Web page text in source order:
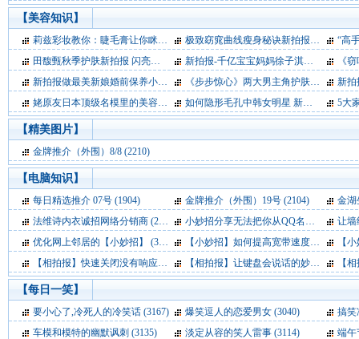
【美容知识】
莉兹彩妆教你：睫毛膏让你眯眯眼放大 (3085)
极致窈窕曲线瘦身秘诀新拍报(4115)“高手
田馥甄秋季护肤新拍报 闪亮宣传新专辑
(3681)
新拍报-千亿宝宝妈妈徐子淇分享产后护肤秘籍
《窃
新拍报做最美新娘婚前保养小妙招
(3651)《步步惊心》两大男主角护肤新拍报
新拍
姥原友日本顶级名模里的美容护肤经 新拍报
(3828)
如何隐形毛孔中韩女明星 新拍报 (3471)
5大
【精美图片】
金牌推介（外围）8/8 (2210)
【 电脑知识】
每日精选推介 07号 (1904) 金牌推介（外围）19号 (2104)
金湖生
法维诗内衣诚招网络分销商 (2940) 小妙招分享无法把你从QQ名单中删除
让墙
优化网上邻居的【小妙招】
(3396) 【小妙招】如何提高宽带速度(3389)
【
【相拍报】快速关闭没有响应的程序
(3392)
【相拍报】让键盘会说话的妙招 (3342)【
【每日一笑】
要小心了,冷死人的冷笑话 (3167) 爆笑逗人的恋爱男女 (3040)
搞笑
车模和模特的幽默讽刺 (3135) 淡定从容的笑人雷事 (3114)
端午